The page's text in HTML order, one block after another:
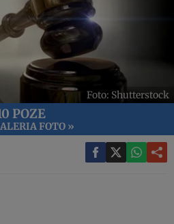
Foto: Shutterstock
POZE
FOTO »